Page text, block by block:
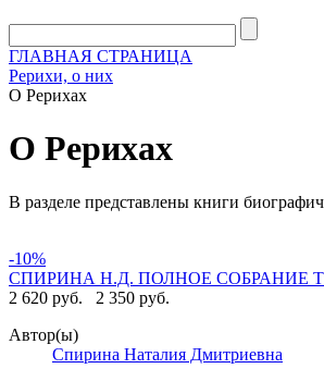
ГЛАВНАЯ СТРАНИЦА
Рерихи, о них
О Рерихах
О Рерихах
В разделе представлены книги
-10%
СПИРИНА Н.Д. ПОЛНОЕ СОБРАНИЕ
2 620 руб.
2 350 руб.
Автор(ы)
Спирина Наталия Дмитриевна